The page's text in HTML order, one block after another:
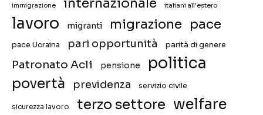
immigrazione internazionale italiani all'estero
lavoro migranti migrazione pace
pace Ucraina pari opportunità parità di genere
Patronato Acli pensione politica
povertà previdenza servizio civile
sicurezza lavoro terzo settore welfare